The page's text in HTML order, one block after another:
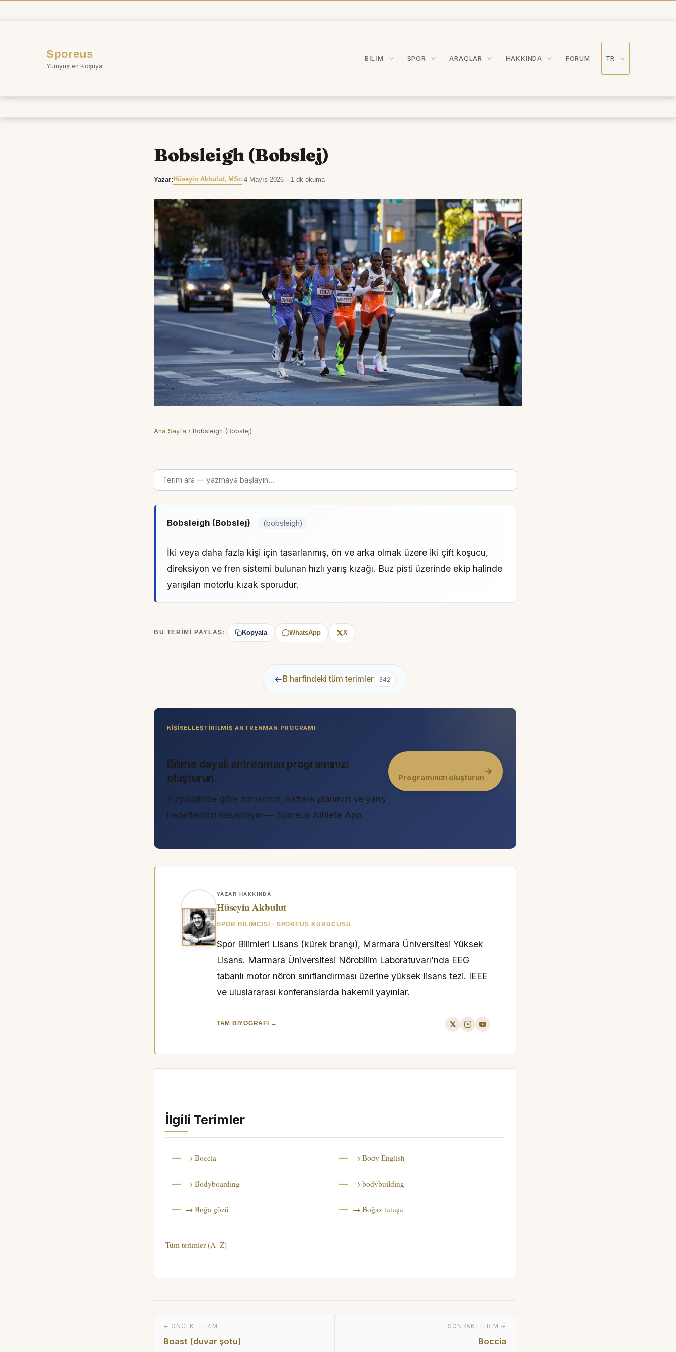
Sporeus
Yürüyüşten Koşuya
BILIM SPOR ARAÇLAR HAKKINDA FORUM TR
Bobsleigh (Bobslej)
Yazar: Hüseyin Akbulut, MSc 4 Mayıs 2026 1 dk okuma
Ana Sayfa › Bobsleigh (Bobslej)
Bobsleigh (Bobslej) (bobsleigh)
İki veya daha fazla kişi için tasarlanmış, ön ve arka olmak üzere iki çift koşucu,
direksiyon ve fren sistemi bulunan hızlı yarış kızağı. Buz pisti üzerinde ekip halinde
yarışılan motorlu kızak sporudur.
BU TERIMI PAYLAŞ: Kopyala WhatsApp X
←B harfindeki tüm terimler 342
KIŞISELLEŞTIRILMIŞ ANTRENMAN PROGRAMI
Bilime dayalı antrenman programınızı
oluşturun
Fizyolojinize göre zonlarınızı, haftalık planınızı ve yarış
hedeflerinizi hesaplayın — Sporeus Athlete App.
Programınızı oluşturun
→
YAZAR HAKKINDA
Hüseyin Akbulut
SPOR BILIMCISI · SPOREUS KURUCUSU
Spor Bilimleri Lisans (kürek branşı), Marmara Üniversitesi Yüksek
Lisans. Marmara Üniversitesi Nörobilim Laboratuvarı'nda EEG
tabanlı motor nöron sınıflandırması üzerine yüksek lisans tezi. IEEE
ve uluslararası konferanslarda hakemli yayınlar.
TAM BIYOGRAFI →
İlgili Terimler
→ Boccia → Body English
→ Bodyboarding → bodybuilding
→ Boğa gözü → Boğaz tutuşu
Tüm terimler (A–Z)
← ÖNCEKI TERIM
Boast (duvar şotu)
SONRAKI TERIM →
Boccia